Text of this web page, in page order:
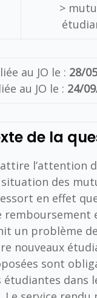
>
au JO le : 28/
au JO le : 24/
de la
l’attention
des
en effet
remboursement
un problème
nouveaux
sont
dans